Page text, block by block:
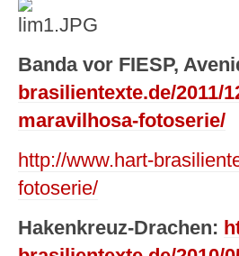
Banda vor FIESP,
brasilientexte.de/2011/
maravilhosa-fotoserie/
http://www.hart-
fotoserie/
Hakenkreuz-Drachen: